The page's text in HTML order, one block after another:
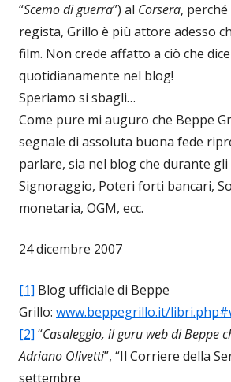
“Scemo di guerra”) al Corsera,
regista, Grillo è più attore adesso
film. Non crede affatto a ciò che
quotidianamente nel blog!
Speriamo si sbagli…
Come pure mi auguro che Beppe
segnale di assoluta buona fede
parlare, sia nel blog che durante
Signoraggio, Poteri forti bancari,
monetaria, OGM, ecc.
24 dicembre 2007
[1] Blog ufficiale di Beppe
Grillo: www.beppegrillo.it/
[2] “Casaleggio, il guru web di Beppe
Adriano Olivetti”, “Il Corriere della
settembre